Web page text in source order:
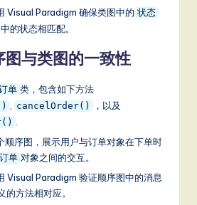
Visual Paradigm 确保类图中的 状态
的状态相匹配。
与类图的一致性
单 类，包含如下方法
, cancelOrder() ，以及
.
顺序图，展示用户与订单对象在下单时
订单 对象之间的交互。
Visual Paradigm 验证顺序图中的消息
的方法相对应。